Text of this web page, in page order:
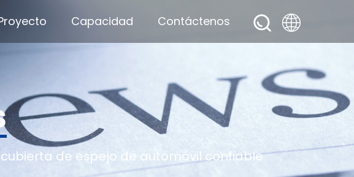
Capacidad Contáctenos
de espejo de automóvil confiable